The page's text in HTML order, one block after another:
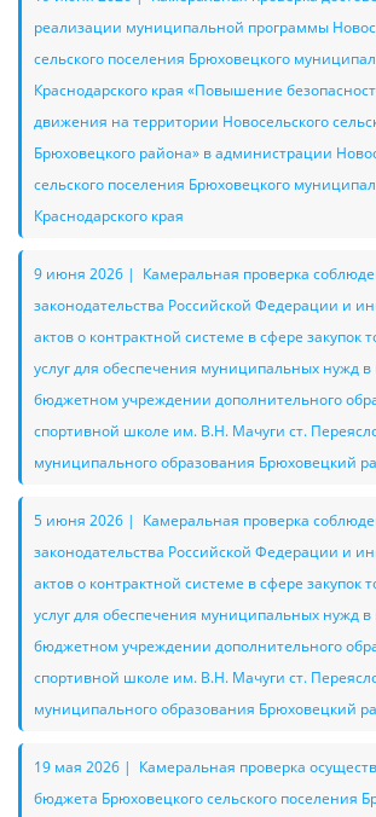
реализации муниципальной программы
сельского поселения Брюховецкого
Краснодарского края «Повышение
движения на территории Новосельского
Брюховецкого района» в администрации
сельского поселения Брюховецкого
Краснодарского края
9 июня 2026 | Камеральная проверка
законодательства Российской Федерации и
актов о контрактной системе в сфере закупок
услуг для обеспечения муниципальных нужд
бюджетном учреждении дополнительного
спортивной школе им. В.Н. Мачуги ст.
муниципального образования Брюховецкий
5 июня 2026 | Камеральная проверка
законодательства Российской Федерации и
актов о контрактной системе в сфере закупок
услуг для обеспечения муниципальных нужд
бюджетном учреждении дополнительного
спортивной школе им. В.Н. Мачуги ст.
муниципального образования Брюховецкий
19 мая 2026 | Камеральная проверка
бюджета Брюховецкого сельского поселения